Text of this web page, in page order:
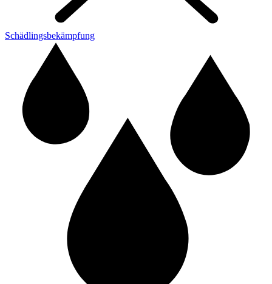
Schädlingsbekämpfung